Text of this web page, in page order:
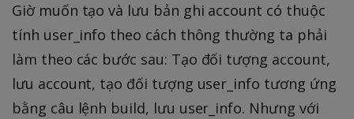
Giờ muốn tạo và lưu bản ghi account có thuộc
tính user_info theo cách thông thường ta phải
làm theo các bước sau: Tạo đối tượng account,
lưu account, tạo đối tượng user_info tương ứng
bằng câu lệnh build, lưu user_info. Nhưng với